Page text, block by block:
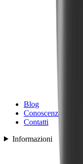
Blog
Conoscenza
Contatti
Informazioni